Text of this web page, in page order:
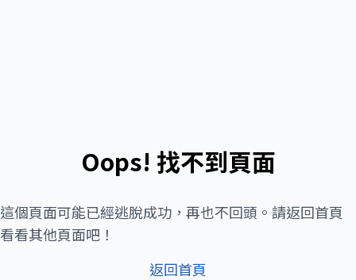
Oops! 找不到頁面
這個頁面可能已經逃脫成功，再也不回頭。請返回首頁
看看其他頁面吧！
返回首頁